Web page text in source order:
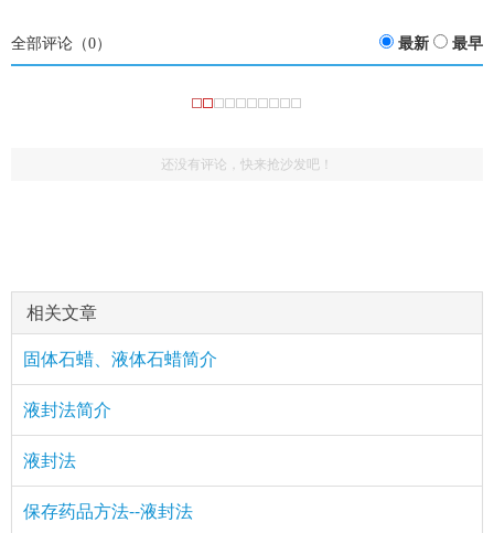
全部评论（0） 最新 最早
还没有评论，快来抢沙发吧！
相关文章
固体石蜡、液体石蜡简介
液封法简介
液封法
保存药品方法--液封法